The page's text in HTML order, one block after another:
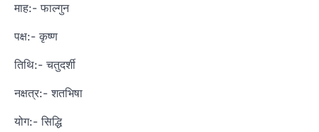
माह:- फाल्गुन
पक्ष:- कृष्ण
तिथि:- चतुदर्शी
नक्षत्र:- शतभिषा
योग:- सिद्धि